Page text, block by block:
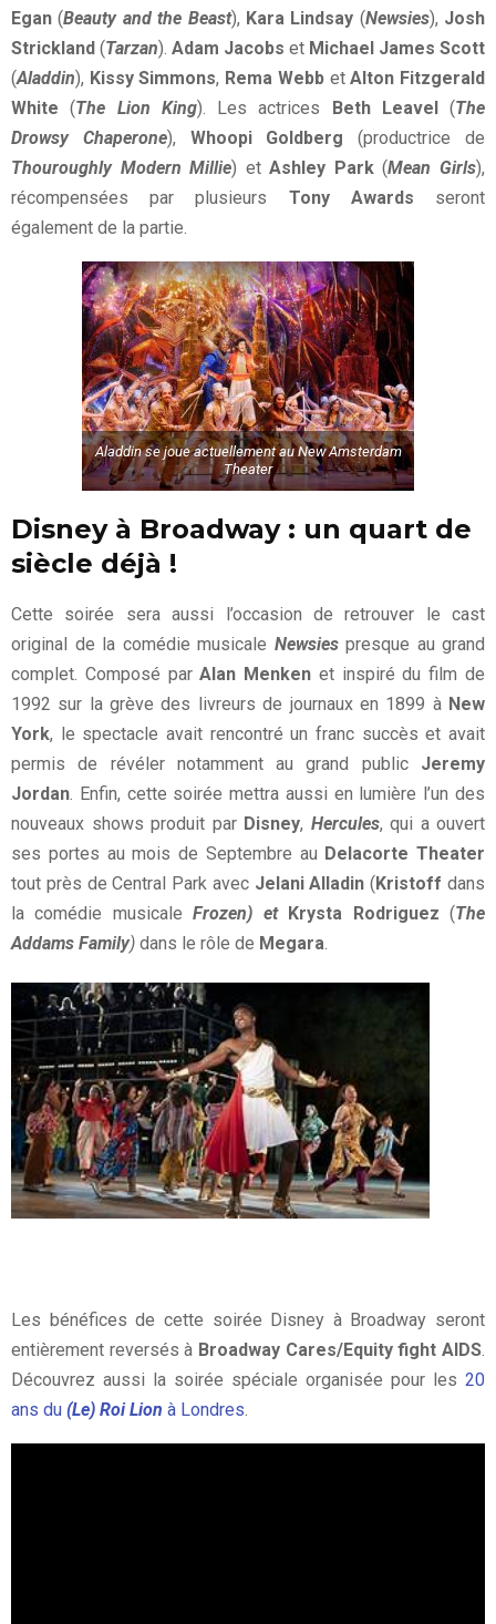
Egan (Beauty and the Beast), Kara Lindsay (Newsies), Josh
Strickland (Tarzan). Adam Jacobs et Michael James Scott
(Aladdin), Kissy Simmons, Rema WebbetAlton Fitzgerald
White (The Lion King). Les actrices Beth Leavel(The
Drowsy Chaperone), Whoopi Goldberg (productrice de
Thouroughly Modern Millie) etAshley Park(Mean Girls),
récompensées par plusieurs Tony Awards seront
également de la partie.
Aladdin se joue actuellement au New Amsterdam
Theater
Disney à Broadway : un quart de
siècle déjà !
Cette soirée sera aussi l’occasion de retrouver le cast
original de la comédie musicale Newsiespresque au grand
complet. Composé parAlan Menken et inspiré du film de
1992 sur la grève des livreurs de journaux en 1899 à New
York, le spectacle avait rencontré un franc succès et avait
permis de révéler notamment au grand public Jeremy
Jordan. Enfin, cette soirée mettra aussi en lumière l’un des
nouveaux shows produit par Disney, Hercules, qui a ouvert
ses portes au mois de Septembre au Delacorte Theater
tout près de Central Park avec Jelani Alladin ( Kristoffdans
la comédie musicaleFrozen) et Krysta Rodriguez (The
Addams Family) dans le rôle de Megara.
Les bénéfices de cette soirée Disney à Broadway seront
entièrement reversés à Broadway Cares/Equity fight AIDS.
Découvrez aussi la soirée spéciale organisée pour les 20
ans du (Le) Roi Lion à Londres.